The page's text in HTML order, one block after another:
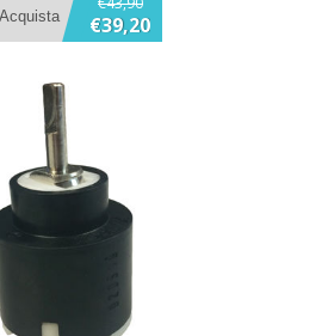
€39,20